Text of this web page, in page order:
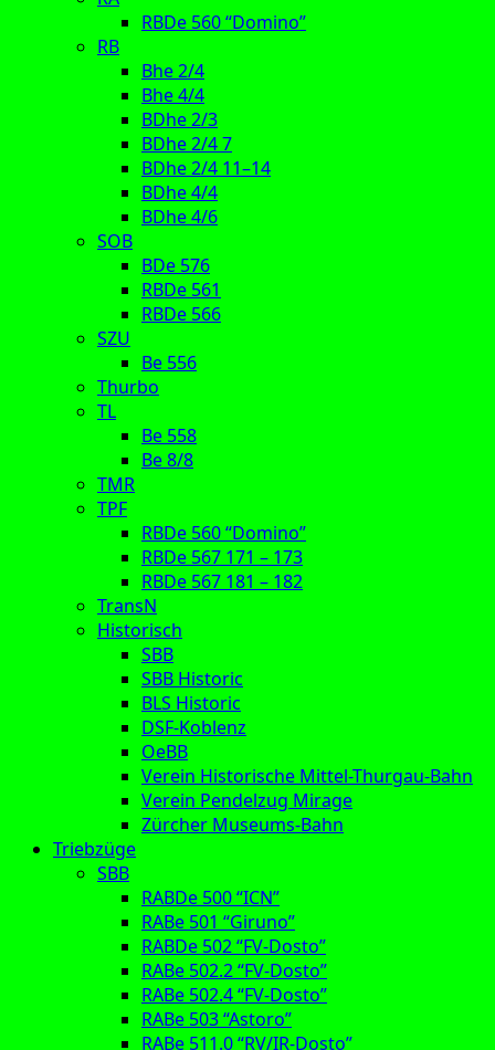
RBDe 560 “Domino”
RB
Bhe 2/4
Bhe 4/4
BDhe 2/3
BDhe 2/4 7
BDhe 2/4 11–14
BDhe 4/4
BDhe 4/6
SOB
BDe 576
RBDe 561
RBDe 566
SZU
Be 556
Thurbo
TL
Be 558
Be 8/8
TMR
TPF
RBDe 560 “Domino”
RBDe 567 171 – 173
RBDe 567 181 – 182
TransN
Historisch
SBB
SBB Historic
BLS Historic
DSF-Koblenz
OeBB
Verein Historische Mittel-Thurgau-Bahn
Verein Pendelzug Mirage
Zürcher Museums-Bahn
Triebzüge
SBB
RABDe 500 “ICN”
RABe 501 “Giruno”
RABDe 502 “FV-Dosto”
RABe 502.2 “FV-Dosto”
RABe 502.4 “FV-Dosto”
RABe 503 “Astoro”
RABe 511.0 “RV/IR-Dosto”